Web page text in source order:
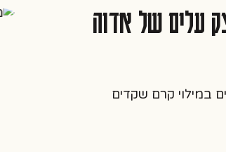
עלים של אדוה
קרם שקדים